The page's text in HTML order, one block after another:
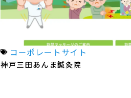
コーポレートサイト
神戸三田あんま鍼灸院